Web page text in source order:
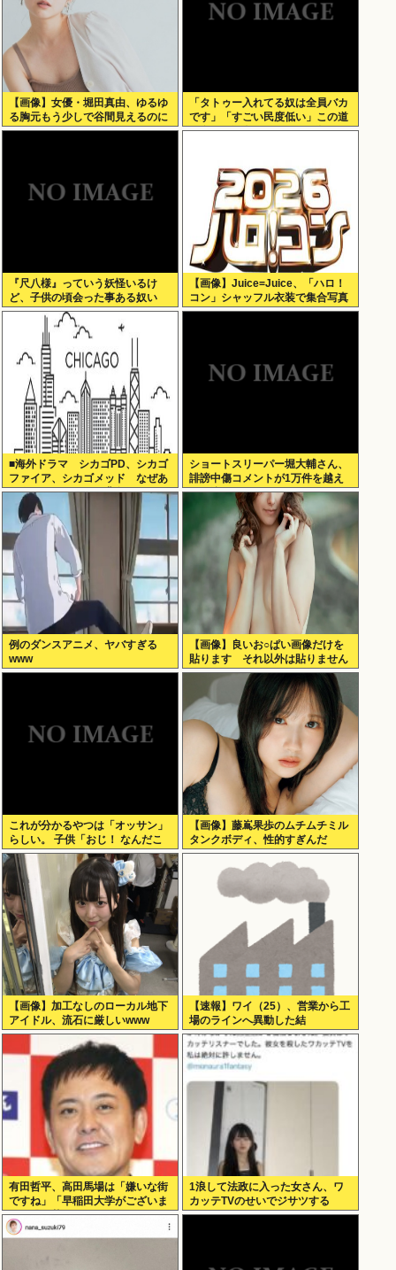
【画像】女優・堀田真由、ゆるゆ
る胸元もう少しで谷間見えるのに
「タトゥー入れてる奴は全員バカ
です」「すごい民度低い」この道
23年の彫り師YouTuberの動画が
『尺八様』っていう妖怪いるけ
ど、子供の頃会った事ある奴い
る？？
【画像】Juice=Juice、「ハロ！
コン」シャッフル衣装で集合写真
■海外ドラマ シカゴPD、シカゴ
ファイア、シカゴメッド なぜあ
の人は、あそこまで背負うのか
ショートスリーパー堀大輔さん、
誹謗中傷コメントが1万件を越え
て号泣してしまう
例のダンスアニメ、ヤバすぎる
www
【画像】良いお○ぱい画像だけを
貼ります それ以外は貼りません
これが分かるやつは「オッサン」
らしい。 子供「おじ！ なんだこ
れは！」
【画像】藤嶌果歩のムチムチミル
タンクボディ、性的すぎんだ
ろ・・・
【画像】加工なしのローカル地下
アイドル、流石に厳しいwww
【速報】ワイ（25）、営業から工
場のラインへ異動した結
果・・・・・・
有田哲平、高田馬場は「嫌いな街
ですね」「早稲田大学がございま
す、僕は落ちましたので」
1浪して法政に入った女さん、ワ
カッテTVのせいでジサツする